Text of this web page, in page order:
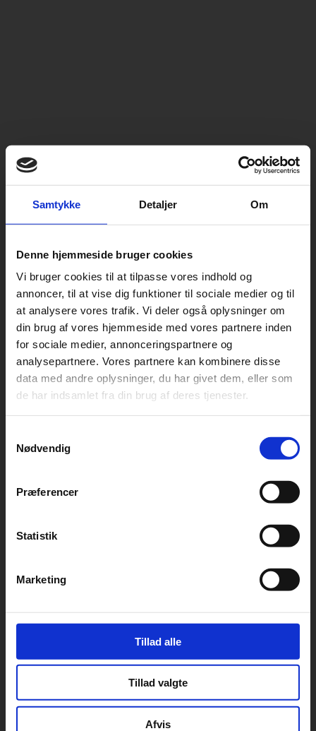
Samtykke Detaljer Om
Denne hjemmeside bruger cookies
Vi bruger cookies til at tilpasse vores indhold og
annoncer, til at vise dig funktioner til sociale medier og til
at analysere vores trafik. Vi deler også oplysninger om
din brug af vores hjemmeside med vores partnere inden
for sociale medier, annonceringspartnere og
analysepartnere. Vores partnere kan kombinere disse
data med andre oplysninger, du har givet dem, eller som
de har indsamlet fra din brug af deres tjenester.
Nødvendig
Præferencer
Statistik
Marketing
Tillad alle
Tillad valgte
Afvis
...Velkommen til JustHealth
Tværfaglig
behandling i
Book en tid